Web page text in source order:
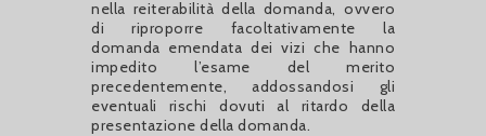
nella reiterabilità della domanda, ovvero
di riproporre facoltativamente la
domanda emendata dei vizi che hanno
impedito l’esame del merito
precedentemente, addossandosi gli
eventuali rischi dovuti al ritardo della
presentazione della domanda.